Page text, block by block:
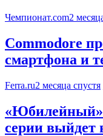
Чемпионат.com2
Commodore
смартфона и
Ferra.ru2 месяца спустя
«Юбилейный»
серии выйдет